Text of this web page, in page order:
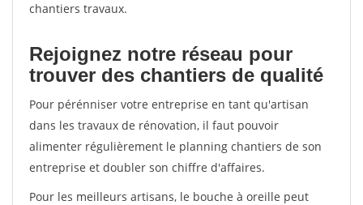
chantiers travaux.
Rejoignez notre réseau pour
trouver des chantiers de qualité
Pour pérénniser votre entreprise en tant qu'artisan
dans les travaux de rénovation, il faut pouvoir
alimenter régulièrement le planning chantiers de son
entreprise et doubler son chiffre d'affaires.
Pour les meilleurs artisans, le bouche à oreille peut